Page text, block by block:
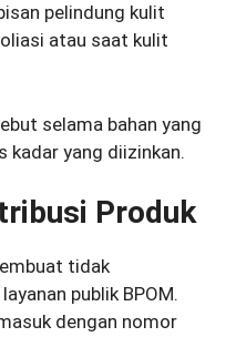
pelindung kulit
atau saat kulit
selama bahan yang
kadar yang diizinkan.
Produk
tidak
publik BPOM.
dengan nomor